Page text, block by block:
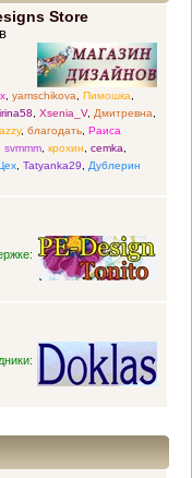
Store
, yamschikova, Пимошка,
irina58, Xsenia_V, Дмитревна,
, благодать, Раиса
svmmm, крохин, cemka,
, Tatyanka29, Дублерин